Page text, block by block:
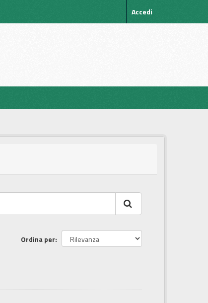
Accedi
Ordina per